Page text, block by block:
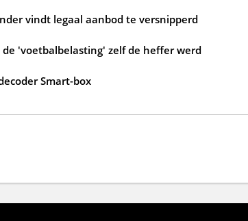
vindt legaal aanbod te versnipperd
'voetbalbelasting' zelf de heffer werd
Smart-box